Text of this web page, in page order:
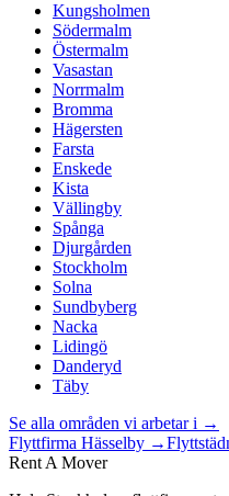
Kungsholmen
Södermalm
Östermalm
Vasastan
Norrmalm
Bromma
Hägersten
Farsta
Enskede
Kista
Vällingby
Spånga
Djurgården
Stockholm
Solna
Sundbyberg
Nacka
Lidingö
Danderyd
Täby
Se alla områden vi arbetar i →
Flyttfirma Hässelby →
Rent A Mover